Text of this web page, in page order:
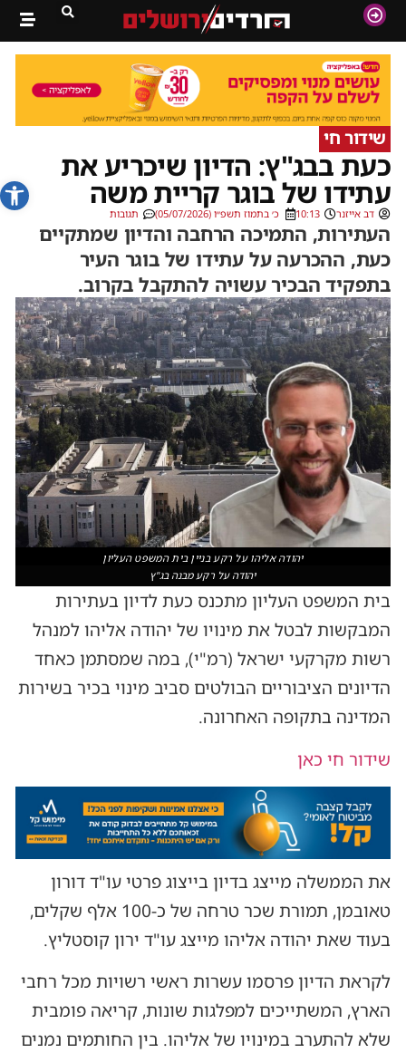
פתח
שידור חי
כעת בבג"ץ: הדיון שיכריע את
עתידו של בוגר קריית משה
דב אייזנר 10:13 כ׳ בתמוז תשפ״ו (05/07/2026) תגובות
העתירות, התמיכה הרחבה והדיון שמתקיים
כעת, ההכרעה על עתידו של בוגר העיר
בתפקיד הבכיר עשויה להתקבל בקרוב.
יהודה אליהו על רקע בניין בית המשפט העליון
יהודה על רקע מבנה בג"ץ
בית המשפט העליון מתכנס כעת לדיון בעתירות
המבקשות לבטל את מינויו של יהודה אליהו למנהל
רשות מקרקעי ישראל (רמ"י), במה שמסתמן כאחד
הדיונים הציבוריים הבולטים סביב מינוי בכיר בשירות
המדינה בתקופה האחרונה.
שידור חי כאן
את הממשלה מייצג בדיון בייצוג פרטי עו"ד דורון
טאובמן, תמורת שכר טרחה של כ-100 אלף שקלים,
בעוד שאת יהודה אליהו מייצג עו"ד ירון קוסטליץ.
לקראת הדיון פרסמו עשרות ראשי רשויות מכל רחבי
הארץ, המשתייכים למפלגות שונות, קריאה פומבית
שלא להתערב במינויו של אליהו. בין החותמים נמנים